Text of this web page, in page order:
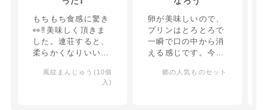
もちもち食感に驚き
👀‼️美味しく頂きま
した。連荘すると、
柔らかくなりいいよ
から喜んでいただき
風紋まんじゅう(10個
入)
卵が美味しいので、
プリンはとろとろで
一瞬で口の中から消
える感じです。今ま
かな！お饅頭ももち
郷の人気ものセット